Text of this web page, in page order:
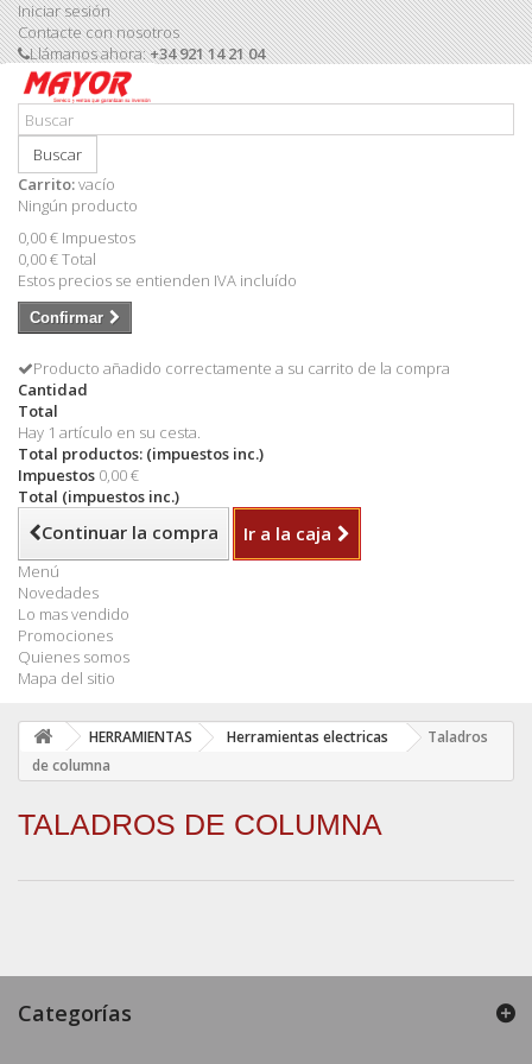
Iniciar sesión
Contacte con nosotros
Llámanos ahora:+34 921 14 21 04
Buscar
Carrito:vacío
Ningún producto
0,00 € Impuestos
0,00 €Total
Estos precios se entienden IVA incluído
Confirmar
Producto añadido correctamente a su carrito de la compra
Cantidad
Total
Hay 1 artículo en su cesta.
Total productos: (impuestos inc.)
Impuestos 0,00 €
Total (impuestos inc.)
Continuar la compra Ir a la caja
Menú
Novedades
Lo mas vendido
Promociones
Quienes somos
Mapa del sitio
HERRAMIENTAS Herramientas electricas
Taladros
de columna
TALADROS DE COLUMNA
Categorías